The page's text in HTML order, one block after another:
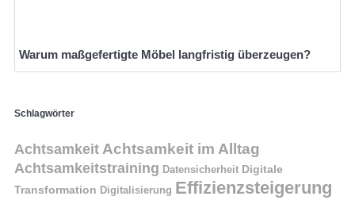
Warum maßgefertigte Möbel langfristig überzeugen?
Schlagwörter
Achtsamkeit Achtsamkeit im Alltag
Achtsamkeitstraining Datensicherheit Digitale
Transformation Digitalisierung Effizienzsteigerung